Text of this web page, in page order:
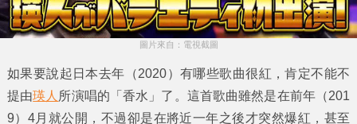
圖片來自：電視截圖
如果要說起日本去年（2020）有哪些歌曲很紅，肯定不能不
提由瑛人所演唱的 「香水」 了。這首歌曲雖然是在前年（201
9）4月就公開，不過卻是在將近一年之後才突然爆紅，甚至